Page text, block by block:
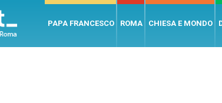
PAPA FRANCESCO ROMA CHIESA E MONDO